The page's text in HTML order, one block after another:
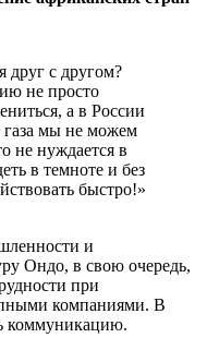
друг с другом?
не просто
а в России
газа мы не можем
не нуждается в
в темноте и без
быстро!»
и
Ондо, в свою очередь,
при
компаниями. В
коммуникацию.